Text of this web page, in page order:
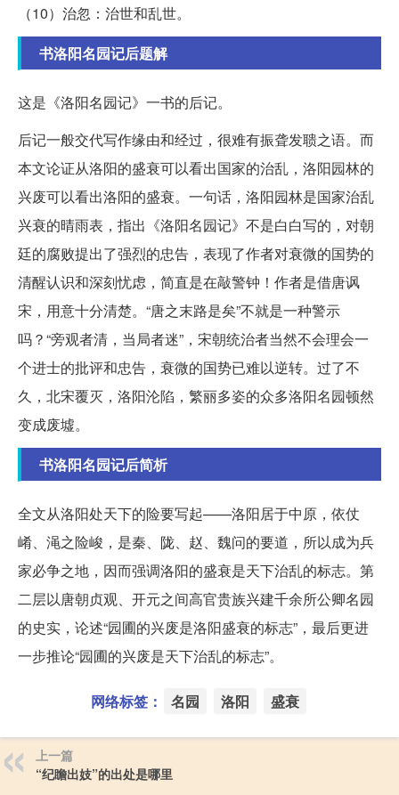
（10）治忽：治世和乱世。
书洛阳名园记后题解
这是《洛阳名园记》一书的后记。
后记一般交代写作缘由和经过，很难有振聋发聩之语。而
本文论证从洛阳的盛衰可以看出国家的治乱，洛阳园林的
兴废可以看出洛阳的盛衰。一句话，洛阳园林是国家治乱
兴衰的晴雨表，指出《洛阳名园记》不是白白写的，对朝
廷的腐败提出了强烈的忠告，表现了作者对衰微的国势的
清醒认识和深刻忧虑，简直是在敲警钟！作者是借唐讽
宋，用意十分清楚。“唐之末路是矣”不就是一种警示
吗？“旁观者清，当局者迷”，宋朝统治者当然不会理会一
个进士的批评和忠告，衰微的国势已难以逆转。过了不
久，北宋覆灭，洛阳沦陷，繁丽多姿的众多洛阳名园顿然
变成废墟。
书洛阳名园记后简析
全文从洛阳处天下的险要写起——洛阳居于中原，依仗
崤、渑之险峻，是秦、陇、赵、魏问的要道，所以成为兵
家必争之地，因而强调洛阳的盛衰是天下治乱的标志。第
二层以唐朝贞观、开元之间高官贵族兴建千余所公卿名园
的史实，论述“园圃的兴废是洛阳盛衰的标志”，最后更进
一步推论“园圃的兴废是天下治乱的标志”。
网络标签： 名园 洛阳 盛衰
上一篇
“纪瞻出妓”的出处是哪里